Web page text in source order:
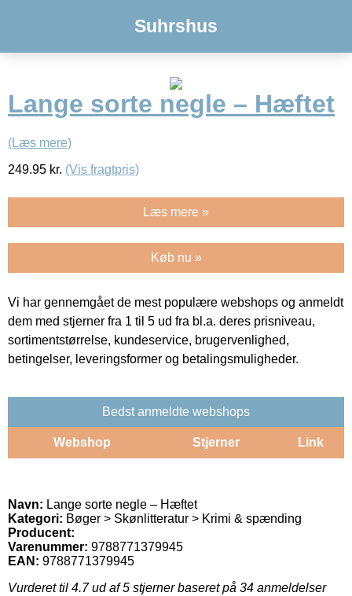
Suhrshus
Lange sorte negle – Hæftet
(Læs mere)
249.95 kr. (Vis fragtpris)
Læs mere »
Køb nu »
Vi har gennemgået de mest populære webshops og anmeldt
dem med stjerner fra 1 til 5 ud fra bl.a. deres prisniveau,
sortimentstørrelse, kundeservice, brugervenlighed,
betingelser, leveringsformer og betalingsmuligheder.
Bedst anmeldte webshops
Webshop Stjerner Link
Navn: Lange sorte negle – Hæftet
Kategori: Bøger > Skønlitteratur > Krimi & spænding
Producent:
Varenummer: 9788771379945
EAN: 9788771379945
Vurderet til 4.7ud af 5 stjerner baseret på 34 anmeldelser